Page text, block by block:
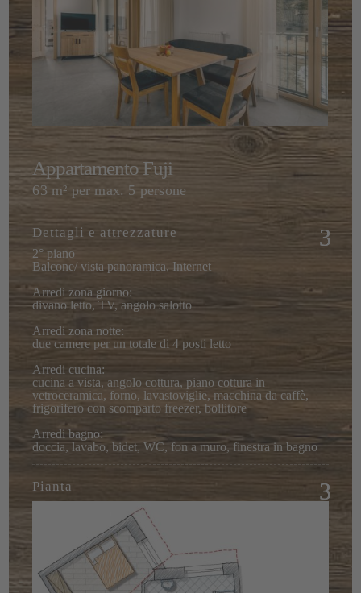
Appartamento Fuji
63 m² per max. 5 persone
Dettagli e attrezzature
2° piano
Balcone/ vista panoramica, Internet
Arredi zona giorno:
divano letto, TV, angolo salotto
Arredi zona notte:
due camere per un totale di 4 posti letto
Arredi cucina:
cucina a vista, angolo cottura, piano cottura in
vetroceramica, forno, lavastoviglie, macchina da caffè,
frigorifero con scomparto freezer, bollitore
Arredi bagno:
doccia, lavabo, bidet, WC, fon a muro, finestra in bagno
Pianta